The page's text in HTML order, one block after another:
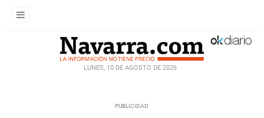
LUNES, 10 DE AGOSTO DE 2026